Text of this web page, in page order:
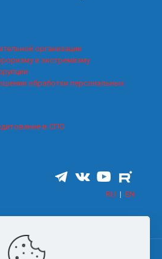
организации
и экстремизму
обработки персональных
в СПО
RU | EN